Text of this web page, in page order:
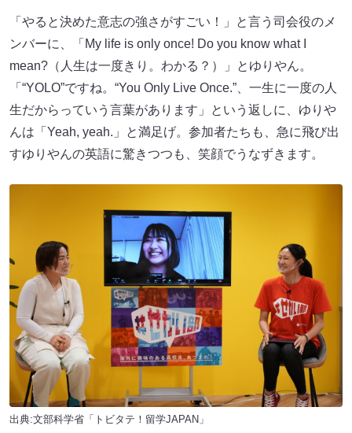
「やると決めた意志の強さがすごい！」と言う司会役のメ
ンバーに、「My life is only once! Do you know what I
mean?（人生は一度きり。わかる？）」とゆりやん。
「“YOLO”ですね。“You Only Live Once.”、一生に一度の人
生だからっていう言葉があります」という返しに、ゆりや
んは「Yeah, yeah.」と満足げ。参加者たちも、急に飛び出
すゆりやんの英語に驚きつつも、笑顔でうなずきます。
出典:文部科学省「トビタテ！留学JAPAN」